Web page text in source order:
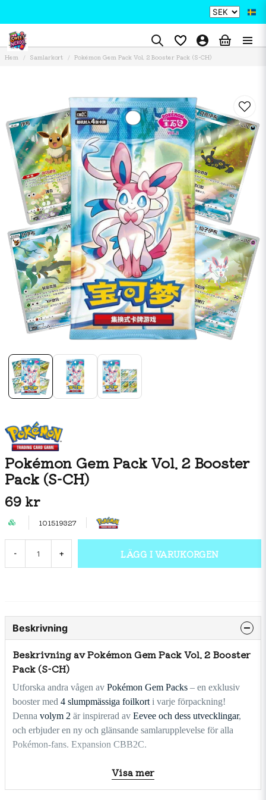
Hem Samlarkort Pokémon Gem Pack Vol. 2 Booster Pack (S-CH)
Pokémon Gem Pack Vol. 2 Booster
Pack (S-CH)
69 kr
101519327
- + LÄGG I VARUKORGEN
Beskrivning
Beskrivning av Pokémon Gem Pack Vol. 2 Booster
Pack (S-CH)
Utforska andra vågen av Pokémon Gem Packs – en exklusiv
booster med 4 slumpmässiga foilkort i varje förpackning!
Denna volym 2 är inspirerad av Eevee och dess utvecklingar,
och erbjuder en ny och glänsande samlarupplevelse för alla
Pokémon-fans. Expansion CBB2C.
foil
perfekt för samlare som vill ha något unikt och visuellt
Visa mer